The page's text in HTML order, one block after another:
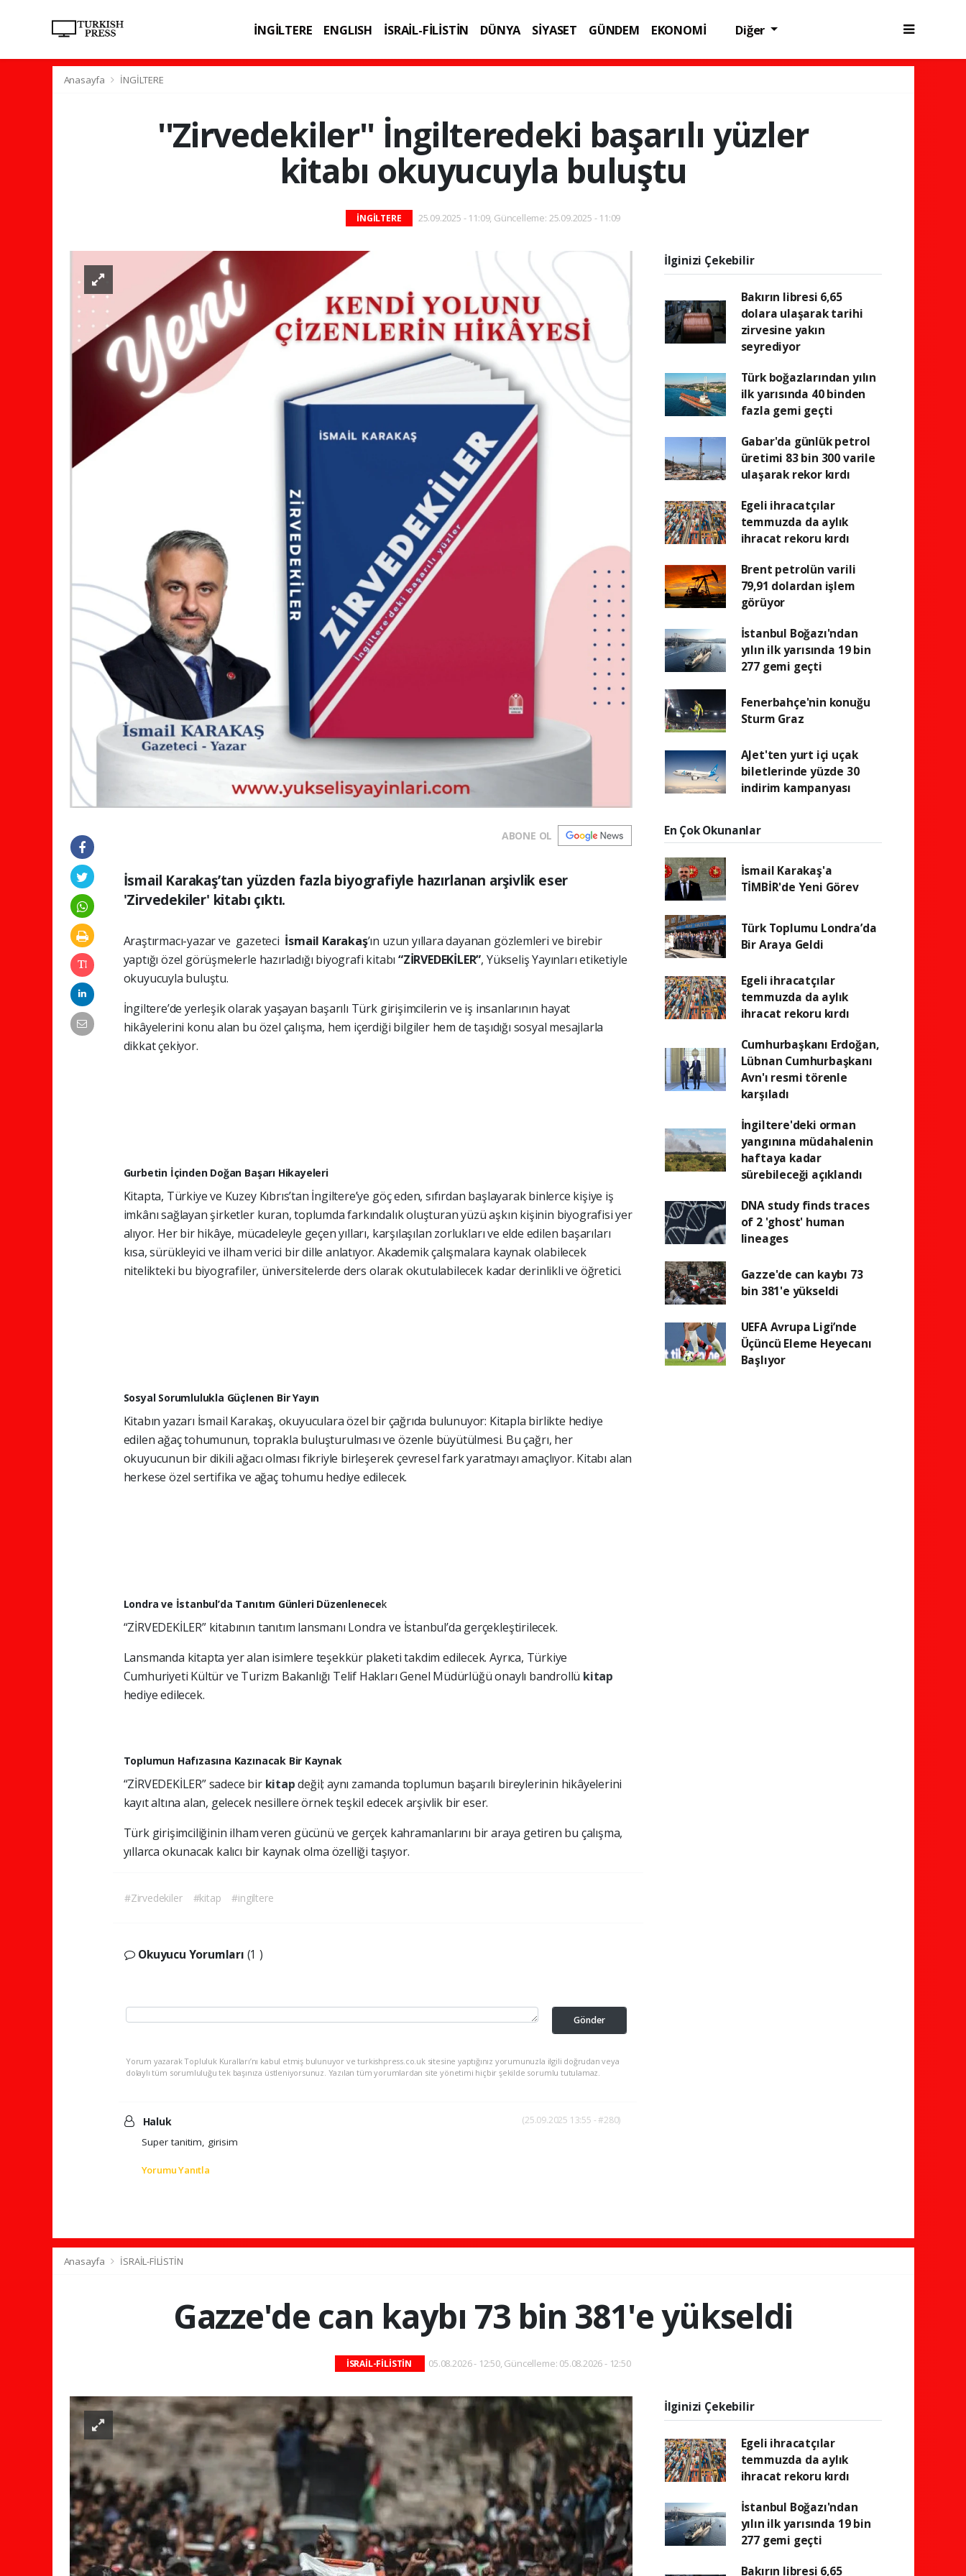
İNGİLTERE ENGLISH İSRAİL-FİLİSTİN DÜNYA SİYASET GÜNDEM
EKONOMİ
Diğer
Anasayfa İNGİLTERE
''Zirvedekiler'' İngilteredeki başarılı yüzler
kitabı okuyucuyla buluştu
İNGİLTERE 25.09.2025 - 11:09, Güncelleme: 25.09.2025 - 11:09
ABONE OL
İsmail Karakaş’tan yüzden fazla biyografiyle hazırlanan arşivlik eser
'Zirvedekiler' kitabı çıktı.
Araştırmacı-yazar ve gazeteci İsmail Karakaş’ın uzun yıllara dayanan gözlemleri ve birebir
yaptığı özel görüşmelerle hazırladığı biyografi kitabı “ZİRVEDEKİLER”, Yükseliş Yayınları etiketiyle
okuyucuyla buluştu.
İngiltere’de yerleşik olarak yaşayan başarılı Türk girişimcilerin ve iş insanlarının hayat
hikâyelerini konu alan bu özel çalışma, hem içerdiği bilgiler hem de taşıdığı sosyal mesajlarla
dikkat çekiyor.
Gurbetin İçinden Doğan Başarı Hikayeleri
Kitapta, Türkiye ve Kuzey Kıbrıs’tan İngiltere’ye göç eden, sıfırdan başlayarak binlerce kişiye iş
imkânı sağlayan şirketler kuran, toplumda farkındalık oluşturan yüzü aşkın kişinin biyografisi yer
alıyor. Her bir hikâye, mücadeleyle geçen yılları, karşılaşılan zorlukları ve elde edilen başarıları
kısa, sürükleyici ve ilham verici bir dille anlatıyor. Akademik çalışmalara kaynak olabilecek
nitelikteki bu biyografiler, üniversitelerde ders olarak okutulabilecek kadar derinlikli ve öğretici.
Sosyal Sorumlulukla Güçlenen Bir Yayın
Kitabın yazarı İsmail Karakaş, okuyuculara özel bir çağrıda bulunuyor: Kitapla birlikte hediye
edilen ağaç tohumunun, toprakla buluşturulması ve özenle büyütülmesi. Bu çağrı, her
okuyucunun bir dikili ağacı olması fikriyle birleşerek çevresel fark yaratmayı amaçlıyor. Kitabı alan
herkese özel sertifika ve ağaç tohumu hediye edilecek.
Londra ve İstanbul’da Tanıtım Günleri Düzenlenecek
“ZİRVEDEKİLER” kitabının tanıtım lansmanı Londra ve İstanbul’da gerçekleştirilecek.
Lansmanda kitapta yer alan isimlere teşekkür plaketi takdim edilecek. Ayrıca, Türkiye
Cumhuriyeti Kültür ve Turizm Bakanlığı Telif Hakları Genel Müdürlüğü onaylı bandrollü kitap
hediye edilecek.
Toplumun Hafızasına Kazınacak Bir Kaynak
“ZİRVEDEKİLER” sadece bir kitapdeğil; aynı zamanda toplumun başarılı bireylerinin hikâyelerini
kayıt altına alan, gelecek nesillere örnek teşkil edecek arşivlik bir eser.
Türk girişimciliğinin ilham veren gücünü ve gerçek kahramanlarını bir araya getiren bu çalışma,
yıllarca okunacak kalıcı bir kaynak olma özelliği taşıyor.
#Zirvedekiler #kitap #ingiltere
Okuyucu Yorumları (1 )
Gönder
Yorum yazarak Topluluk Kuralları’nı kabul etmiş bulunuyor ve turkishpress.co.uk sitesine yaptığınız yorumunuzla ilgili doğrudan veya
dolaylı tüm sorumluluğu tek başınıza üstleniyorsunuz. Yazılan tüm yorumlardan site yönetimi hiçbir şekilde sorumlu tutulamaz.
Haluk (25.09.2025 13:55 - #280)
Super tanitim, girisim
Yorumu Yanıtla
İlginizi Çekebilir
Bakırın libresi 6,65
dolara ulaşarak tarihi
zirvesine yakın
seyrediyor
Türk boğazlarından yılın
ilk yarısında 40 binden
fazla gemi geçti
Gabar'da günlük petrol
üretimi 83 bin 300 varile
ulaşarak rekor kırdı
Egeli ihracatçılar
temmuzda da aylık
ihracat rekoru kırdı
Brent petrolün varili
79,91 dolardan işlem
görüyor
İstanbul Boğazı'ndan
yılın ilk yarısında 19 bin
277 gemi geçti
Fenerbahçe'nin konuğu
Sturm Graz
AJet'ten yurt içi uçak
biletlerinde yüzde 30
indirim kampanyası
En Çok Okunanlar
İsmail Karakaş'a
TİMBİR'de Yeni Görev
Türk Toplumu Londra’da
Bir Araya Geldi
Egeli ihracatçılar
temmuzda da aylık
ihracat rekoru kırdı
Cumhurbaşkanı Erdoğan,
Lübnan Cumhurbaşkanı
Avn'ı resmi törenle
karşıladı
İngiltere'deki orman
yangınına müdahalenin
haftaya kadar
sürebileceği açıklandı
DNA study finds traces
of 2 'ghost' human
lineages
Gazze'de can kaybı 73
bin 381'e yükseldi
UEFA Avrupa Ligi’nde
Üçüncü Eleme Heyecanı
Başlıyor
Anasayfa İSRAİL-FİLİSTİN
Gazze'de can kaybı 73 bin 381'e yükseldi
İSRAİL-FİLİSTİN 05.08.2026 - 12:50, Güncelleme: 05.08.2026 - 12:50
İlginizi Çekebilir
Egeli ihracatçılar
temmuzda da aylık
ihracat rekoru kırdı
İstanbul Boğazı'ndan
yılın ilk yarısında 19 bin
277 gemi geçti
Bakırın libresi 6,65